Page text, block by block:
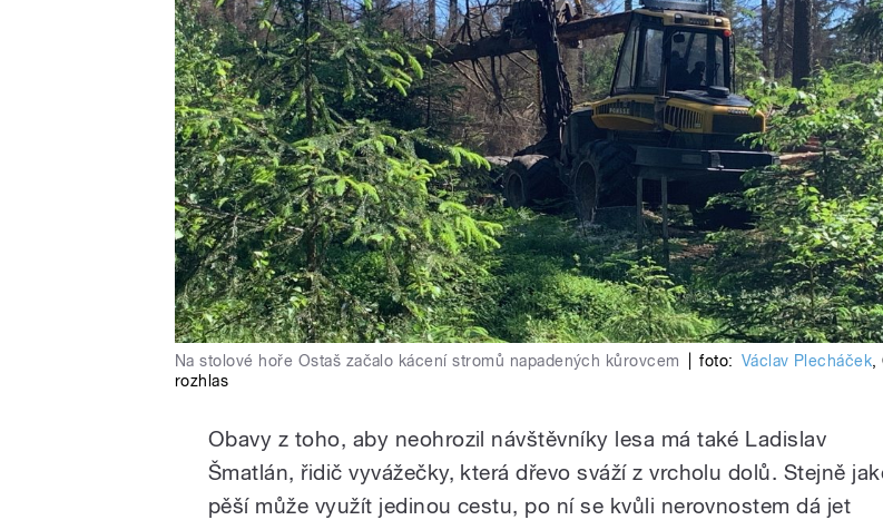
Na stolové hoře Ostaš začalo kácení stromů napadených kůrovcem foto: Václav Plecháček,
rozhlas
Obavy z toho, aby neohrozil návštěvníky lesa má také Ladislav
Šmatlán, řidič vyvážečky, která dřevo sváží z vrcholu dolů. Stejně
pěší může využít jedinou cestu, po ní se kvůli nerovnostem dá jet